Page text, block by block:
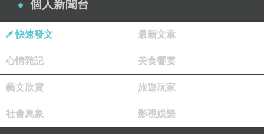
來之前就已經被告知 蘭嶼的物價很高XD
個人新聞台
快速發文 最新文章
心情雜記 美食饗宴
藝文欣賞 旅遊玩家
社會萬象 影視娛樂